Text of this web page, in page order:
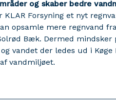
og skaber bedre
Forsyning et nyt
opsamle mere regnvand
Bæk. Dermed
vandet der ledes ud i
vandmiljøet.